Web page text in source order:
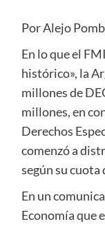
Por Alejo
En lo que el
histórico», la
millones de
millones, en
Derechos
comenzó a
según su
En un
Economía que